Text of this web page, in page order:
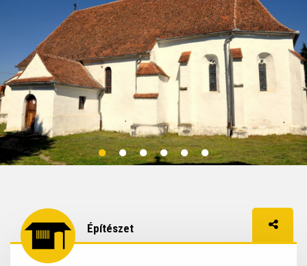
CSODÁJA
CSODÁJA
Építészet